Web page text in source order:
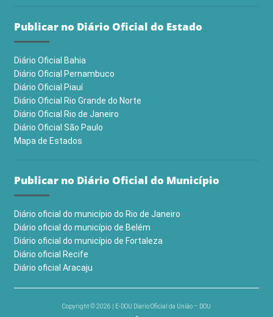
Publicar no Diário Oficial do Estado
Diário Oficial Bahia
Diário Oficial Pernambuco
Diário Oficial Piauí
Diário Oficial Rio Grande do Norte
Diário Oficial Rio de Janeiro
Diário Oficial São Paulo
Mapa de Estados
Publicar no Diário Oficial do Município
Diário oficial do município do Rio de Janeiro
Diário oficial do município de Belém
Diário oficial do município de Fortaleza
Diário oficial Recife
Diário oficial Aracaju
Copyright © 2026 | E-DOU Diário Oficial da União – DOU